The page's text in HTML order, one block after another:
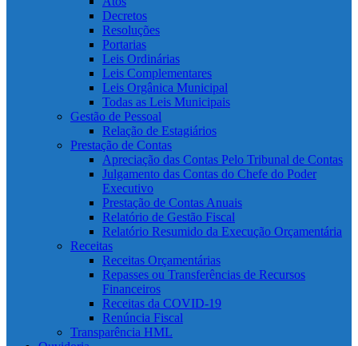
Decretos
Resoluções
Portarias
Leis Ordinárias
Leis Complementares
Leis Orgânica Municipal
Todas as Leis Municipais
Gestão de Pessoal
Relação de Estagiários
Prestação de Contas
Apreciação das Contas Pelo Tribunal de Contas
Julgamento das Contas do Chefe do Poder
Executivo
Prestação de Contas Anuais
Relatório de Gestão Fiscal
Relatório Resumido da Execução Orçamentária
Receitas
Receitas Orçamentárias
Repasses ou Transferências de Recursos
Financeiros
Receitas da COVID-19
Renúncia Fiscal
Transparência HML